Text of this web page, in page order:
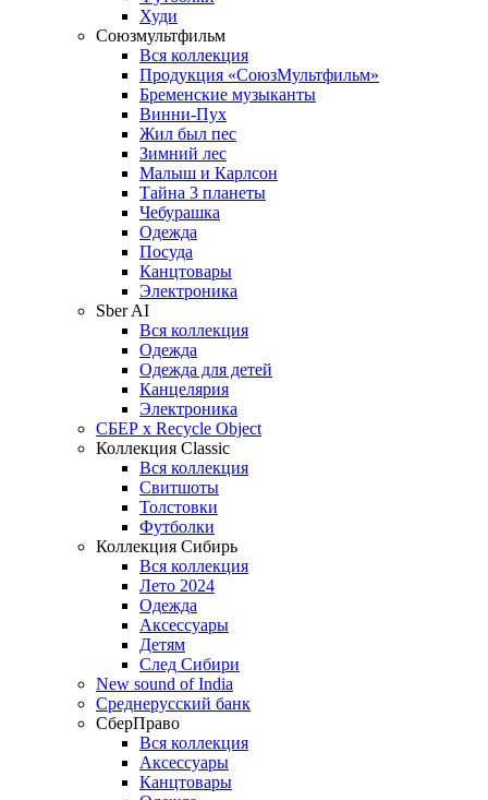
Худи
Союзмультфильм
Вся коллекция
Продукция «СоюзМультфильм»
Бременские музыканты
Винни-Пух
Жил был пес
Зимний лес
Малыш и Карлсон
Тайна 3 планеты
Чебурашка
Одежда
Посуда
Канцтовары
Электроника
Sber AI
Вся коллекция
Одежда
Одежда для детей
Канцелярия
Электроника
СБЕР x Recycle Object
Коллекция Classic
Вся коллекция
Свитшоты
Толстовки
Футболки
Коллекция Сибирь
Вся коллекция
Лето 2024
Одежда
Аксессуары
Детям
След Сибири
New sound of India
Среднерусский банк
СберПраво
Вся коллекция
Аксессуары
Канцтовары